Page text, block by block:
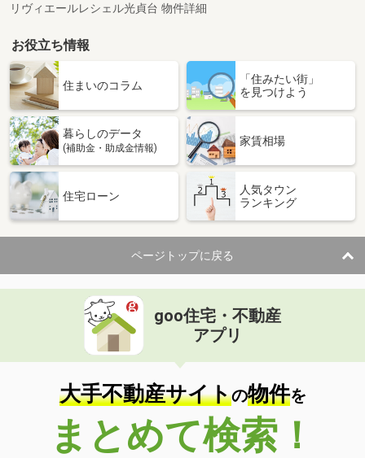
リヴィエールレシェル光貞台 物件詳細
お役立ち情報
住まいのコラム
「住みたい街」
を見つけよう
暮らしのデータ
(補助金・助成金情報)
家賃相場
住宅ローン
人気タウン
ランキング
ページトップに戻る
goo住宅・不動産
アプリ
大手不動産サイトの物件を
まとめて検索！